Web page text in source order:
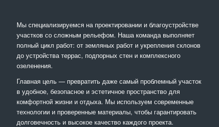
Мы специализируемся на проектировании и благоустройстве
участков со сложным рельефом. Наша команда выполняет
полный цикл работ: от земляных работ и укрепления склонов
до устройства террас, подпорных стен и комплексного
озеленения.
Главная цель — превратить даже самый проблемный участок
в удобное, безопасное и эстетичное пространство для
комфортной жизни и отдыха. Мы используем современные
технологии и проверенные материалы, чтобы гарантировать
долговечность и высокое качество каждого проекта.